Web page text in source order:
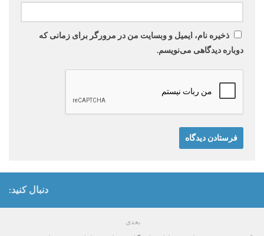
ذخیره نام، ایمیل و وبسایت من در مرورگر برای زمانی که
دوباره دیدگاهی می‌نویسم.
دنبال کنید:
بعدی